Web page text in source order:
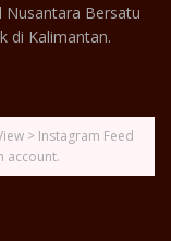
Nusantara Bersatu
di Kalimantan.
> Instagram Feed
account.